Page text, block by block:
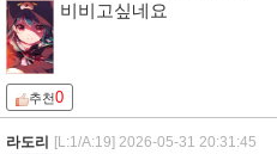
비비고싶네요
추천0
라도리 [L:1/A:19] 2026-05-31 20:31:45